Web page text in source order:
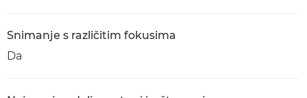
Snimanje s različitim fokusima
Da